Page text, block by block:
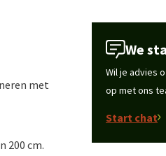
met
200 cm.
We
Wil je advies
op met ons
Start chat